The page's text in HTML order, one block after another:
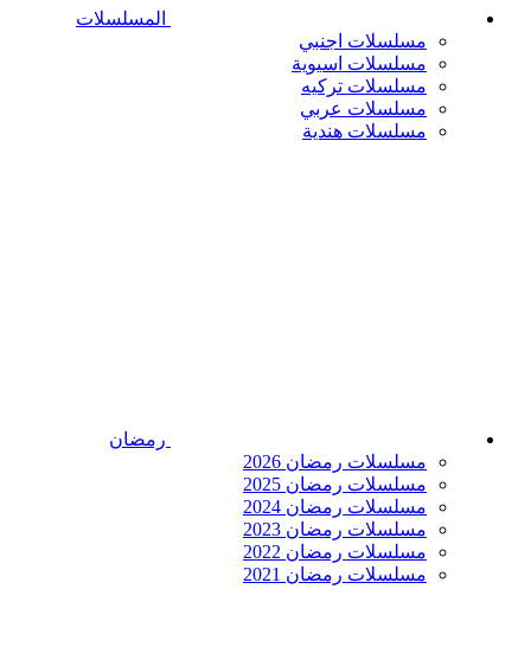
المسلسلات
مسلسلات اجنبي
مسلسلات اسيوية
مسلسلات تركيه
مسلسلات عربي
مسلسلات هندية
رمضان
مسلسلات رمضان 2026
مسلسلات رمضان 2025
مسلسلات رمضان 2024
مسلسلات رمضان 2023
مسلسلات رمضان 2022
مسلسلات رمضان 2021